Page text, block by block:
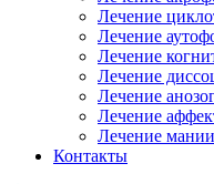
Лечение
Лечение
Лечение
Лечение
Лечение
Лечение
Лечение
Контакты